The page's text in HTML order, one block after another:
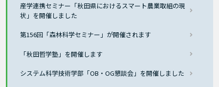
産学連携セミナー「秋田県におけるスマート農業取組の現
状」を開催しました
第156回「森林科学セミナー」が開催されます
「秋田哲学塾」を開催します
システム科学技術学部「OB・OG懇談会」を開催しました